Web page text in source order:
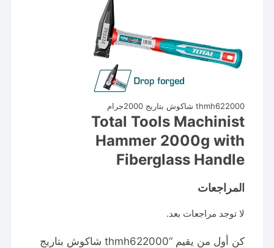
thmh622000 شاكوش بتاريج 2000جرام
Total Tools Machinist
Hammer 2000g with
Fiberglass Handle
المراجعات
لا توجد مراجعات بعد.
كن أول من يقيم “thmh622000 شاكوش بتاريج